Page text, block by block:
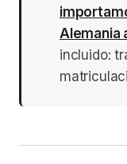
Alemania
incluido: